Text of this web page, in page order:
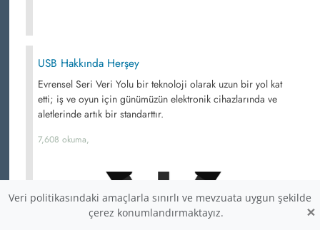
USB Hakkında Herşey
Evrensel Seri Veri Yolu bir teknoloji olarak uzun bir yol kat
etti; iş ve oyun için günümüzün elektronik cihazlarında ve
aletlerinde artık bir standarttır.
7,608 okuma,
Veri politikasındaki amaçlarla sınırlı ve mevzuata uygun şekilde
çerez konumlandırmaktayız.
×